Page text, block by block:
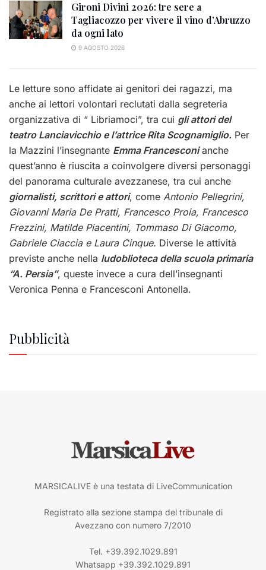
Gironi Divini 2026: tre sere a
Tagliacozzo per vivere il vino d’Abruzzo
da ogni lato
9 AGOSTO 2026
Le letture sono affidate ai genitori dei ragazzi, ma
anche ai lettori volontari reclutati dalla segreteria
organizzativa di “ Libriamoci”, tra cui gli attori del
teatro Lanciavicchio e l’attrice Rita Scognamiglio. Per
la Mazzini l’insegnante Emma Francesconianche
quest’anno è riuscita a coinvolgere diversi personaggi
del panorama culturale avezzanese, tra cui anche
giornalisti, scrittori e attori, come Antonio Pellegrini,
Giovanni Maria De Pratti, Francesco Proia, Francesco
Frezzini, Matilde Piacentini, Tommaso Di Giacomo,
Gabriele Ciaccia e Laura Cinque. Diverse le attività
previste anche nella ludoblioteca della scuola primaria
“A. Persia”, queste invece a cura dell’insegnanti
Veronica Penna e Francesconi Antonella.
Pubblicità
MARSICALIVE è una testata di LiveCommunication
Registrato alla sezione stampa del tribunale di
Avezzano con numero 7/2010
Tel. +39.392.1029.891
Whatsapp +39.392.1029.891